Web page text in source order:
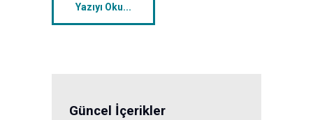
Yazıyı Oku...
Güncel İçerikler